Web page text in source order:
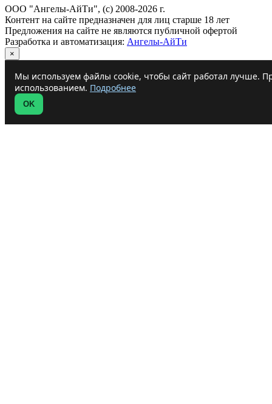
ООО "Ангелы-АйТи", (c) 2008-2026 г.
Контент на сайте предназначен для лиц старше 18 лет
Предложения на сайте не являются публичной офертой
Разработка и автоматизация: Ангелы-АйТи
×
Мы используем файлы cookie, чтобы сайт работал лучше.
использованием. Подробнее
OK